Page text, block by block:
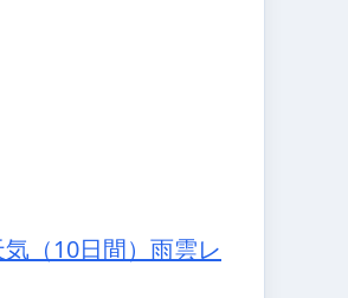
（10日間） 雨雲レ